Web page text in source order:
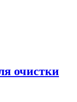
очистки